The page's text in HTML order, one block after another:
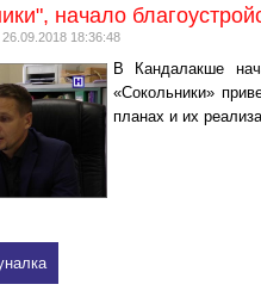
начало
26.09.2018 18:36:48
В Кандалакше
«Сокольники»
планах и их